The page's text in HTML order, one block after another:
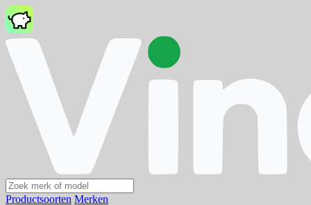
Productsoorten Merken